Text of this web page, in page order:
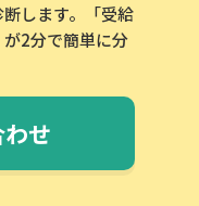
します。「受給
2分で簡単に分
せ